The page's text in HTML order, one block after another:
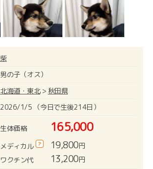
柴
男の子（オス）
北海道・東北> 秋田県
2026/1/5 （今日で生後214日）
生体価格 165,000
メディカル ? 19,800円
ワクチン代
13,200円